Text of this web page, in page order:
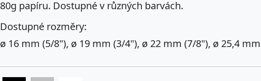
80g papíru. Dostupné v různých barvách.
Dostupné rozměry:
ø 16 mm (5/8"), ø 19 mm (3/4"), ø 22 mm (7/8"), ø 25,4 mm